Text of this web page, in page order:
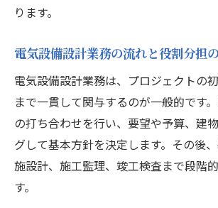
ります。
電気設備設計業務の流れと役割分担
電気設備設計業務は、プロジェクトの
まで一貫して関与するのが一般的です
の打ち合わせを行い、要望や予算、建
グして基本方針を決定します。その後
施設計、施工監理、竣工検査まで段階
す。